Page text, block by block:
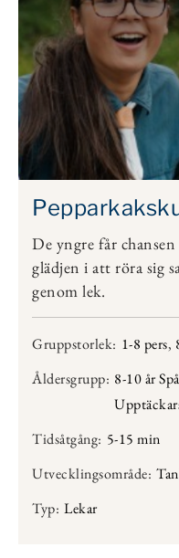
De yngre får
glädjen i att röra sig
genom lek.
Gruppstorlek: 1-8 pers,
Åldersgrupp: 8-10 år
Tidsåtgång: 5-15 min
Utvecklingsområde:
Typ: Lekar